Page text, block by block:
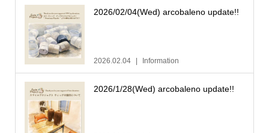
2026/02/04(Wed) arcobaleno update!!
2026.02.04 Information
2026/1/28(Wed) arcobaleno update!!